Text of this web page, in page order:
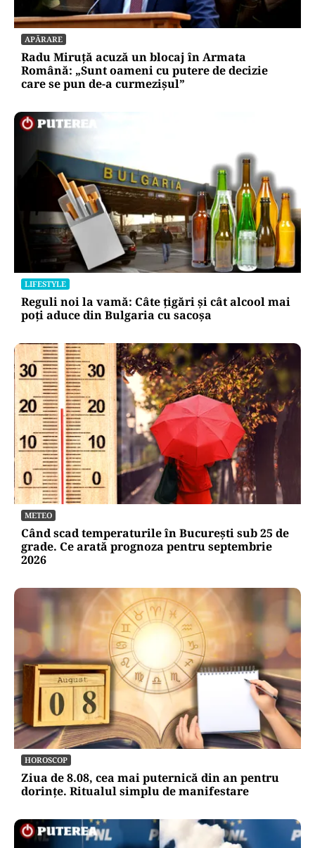
APĂRARE
Radu Miruță acuză un blocaj în Armata
Română: „Sunt oameni cu putere de decizie
care se pun de-a curmezișul”
LIFESTYLE
Reguli noi la vamă: Câte țigări și cât alcool mai
poți aduce din Bulgaria cu sacoșa
METEO
Când scad temperaturile în București sub 25 de
grade. Ce arată prognoza pentru septembrie
2026
HOROSCOP
Ziua de 8.08, cea mai puternică din an pentru
dorințe. Ritualul simplu de manifestare